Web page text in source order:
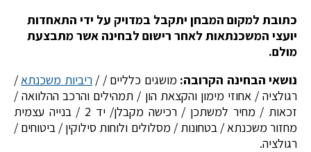
כתובת למקום המבחן יתקבל במדויק על ידי התאחדות
יועצי המשכנתאות לאחר רישום לבחינה אשר מתבצעת
מולם.
נושאי הבחינה הקרובה: מושגים כלליים / /ריביות משכנתא/
רגולציה / אחוזי מימון והקצאת הון / תמהילים והרכב ההלוואה /
זכאות / מחיר למשתכן / רכישה מקבלן/ יד 2 / בנייה עצמית
מחזור משכנתא / בטחונות / מסלולים ולוחות סילוקין / ביטוחים /
רגולציה.